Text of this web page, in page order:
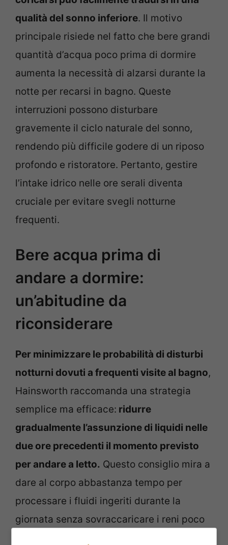
qualità del sonno inferiore. Il motivo
principale risiede nel fatto che bere grandi
quantità d’acqua poco prima di dormire
aumenta la necessità di alzarsi durante la
notte per recarsi in bagno. Queste
interruzioni possono disturbare
gravemente il ciclo naturale del sonno,
rendendo più difficile godere di un riposo
profondo e ristoratore. Pertanto, gestire
l’intake idrico nelle ore serali diventa
cruciale per evitare svegli notturne
frequenti.
Bere acqua prima di
andare a dormire:
un’abitudine da
riconsiderare
Per minimizzare le probabilità di disturbi
notturni dovuti a frequenti visite al bagno,
Hainsworth raccomanda una strategia
semplice ma efficace: ridurre
gradualmente l’assunzione di liquidi nelle
due ore precedenti il momento previsto
per andare a letto. Questo consiglio mira a
dare al corpo abbastanza tempo per
processare i fluidi ingeriti durante la
giornata senza sovraccaricare i reni poco